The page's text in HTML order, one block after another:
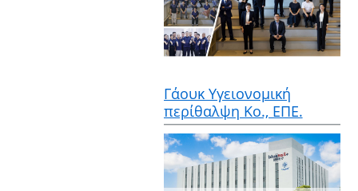
Γάουκ Υγειονομική
περίθαλψη Κο., ΕΠΕ.